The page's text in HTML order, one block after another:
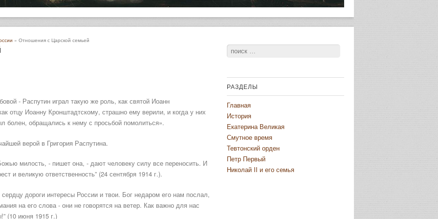
» Отношения с Царской семьей
- Распутин играл такую же роль, как святой Иоанн
отцу Иоанну Кронштадтскому, страшно ему верили, и когда у них
болен, обращались к нему с просьбой помолиться».
верой в Григория Распутина.
милость, - пишет она, - дают человеку силу все переносить. И
и великую ответственность” (24 сентября 1914 г.).
дороги интересы России и твои. Бог недаром его нам послал,
на его слова - они не говорятся на ветер. Как важно для нас
(10 июня 1915 г.)
Поиск
РАЗДЕЛЫ
Главная
История
Екатерина Великая
Смутное время
Тевтонский орден
Петр Первый
Николай II и его семья